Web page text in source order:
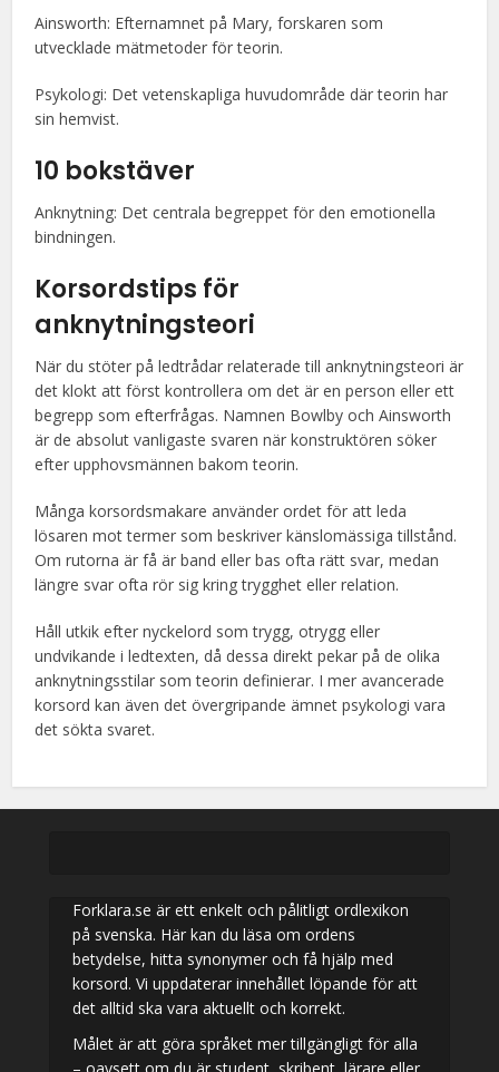
Ainsworth: Efternamnet på Mary, forskaren som
utvecklade mätmetoder för teorin.
Psykologi: Det vetenskapliga huvudområde där teorin har
sin hemvist.
10 bokstäver
Anknytning: Det centrala begreppet för den emotionella
bindningen.
Korsordstips för
anknytningsteori
När du stöter på ledtrådar relaterade till anknytningsteori är
det klokt att först kontrollera om det är en person eller ett
begrepp som efterfrågas. Namnen Bowlby och Ainsworth
är de absolut vanligaste svaren när konstruktören söker
efter upphovsmännen bakom teorin.
Många korsordsmakare använder ordet för att leda
lösaren mot termer som beskriver känslomässiga tillstånd.
Om rutorna är få är band eller bas ofta rätt svar, medan
längre svar ofta rör sig kring trygghet eller relation.
Håll utkik efter nyckelord som trygg, otrygg eller
undvikande i ledtexten, då dessa direkt pekar på de olika
anknytningsstilar som teorin definierar. I mer avancerade
korsord kan även det övergripande ämnet psykologi vara
det sökta svaret.
Forklara.se är ett enkelt och pålitligt ordlexikon
på svenska. Här kan du läsa om ordens
betydelse, hitta synonymer och få hjälp med
korsord. Vi uppdaterar innehållet löpande för att
det alltid ska vara aktuellt och korrekt.
Målet är att göra språket mer tillgängligt för alla